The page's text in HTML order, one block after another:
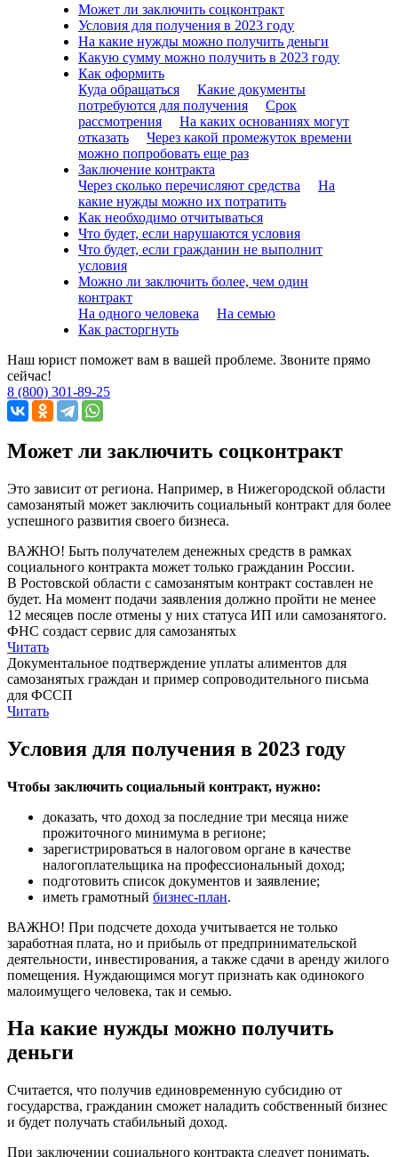
Может ли заключить соцконтракт
Условия для получения в 2023 году
На какие нужды можно получить деньги
Какую сумму можно получить в 2023 году
Как оформить
Куда обращаться
Какие документы
потребуются для получения
Срок
рассмотрения
На каких основаниях могут
отказать
Через какой промежуток времени
можно попробовать еще раз
Заключение контракта
Через сколько перечисляют средства
На
какие нужды можно их потратить
Как необходимо отчитываться
Что будет, если нарушаются условия
Что будет, если гражданин не выполнит
условия
Можно ли заключить более, чем один
контракт
На одного человека
На семью
Как расторгнуть
Наш юрист поможет вам в вашей проблеме. Звоните прямо
сейчас!
8 (800) 301-89-25
Может ли заключить соцконтракт
Это зависит от региона. Например, в Нижегородской области
самозанятый может заключить социальный контракт для более
успешного развития своего бизнеса.
ВАЖНО! Быть получателем денежных средств в рамках
социального контракта может только гражданин России.
В Ростовской области с самозанятым контракт составлен не
будет. На момент подачи заявления должно пройти не менее
12 месяцев после отмены у них статуса ИП или самозанятого.
ФНС создаст сервис для самозанятых
Читать
Документальное подтверждение уплаты алиментов для
самозанятых граждан и пример сопроводительного письма
для ФССП
Читать
Условия для получения в 2023 году
Чтобы заключить социальный контракт, нужно:
доказать, что доход за последние три месяца ниже
прожиточного минимума в регионе;
зарегистрироваться в налоговом органе в качестве
налогоплательщика на профессиональный доход;
подготовить список документов и заявление;
иметь грамотный бизнес-план.
ВАЖНО! При подсчете дохода учитывается не только
заработная плата, но и прибыль от предпринимательской
деятельности, инвестирования, а также сдачи в аренду жилого
помещения. Нуждающимся могут признать как одинокого
малоимущего человека, так и семью.
На какие нужды можно получить
деньги
Считается, что получив единовременную субсидию от
государства, гражданин сможет наладить собственный бизнес
и будет получать стабильный доход.
При заключении социального контракта следует понимать,